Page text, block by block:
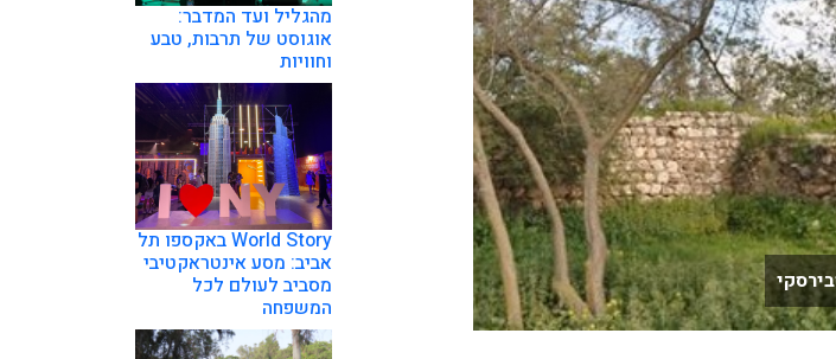
מהגליל ועד המדבר:
אוגוסט של תרבות, טבע
וחוויות
World Story באקספו תל
אביב: מסע אינטראקטיבי
מסביב לעולם לכל
המשפחה